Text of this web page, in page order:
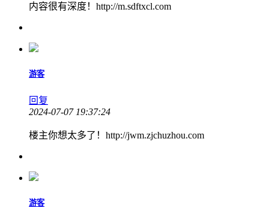
内容很有深度！http://m.sdftxcl.com
游客
回复
2024-07-07 19:37:24
楼主你想太多了！http://jwm.zjchuzhou.com
游客